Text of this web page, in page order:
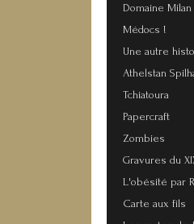
Domaine Milan
Médocs !
Une autre
Athelstan
Tchiatoura
Papercraft
Zombies
Gravures du
L'obésité par
Carte aux fils